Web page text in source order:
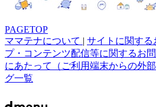
PAGETOP
ママテナについて | サイトに関する
プ・コンテンツ配信等に関するお
にあたって（ご利用端末からの外
グ一覧